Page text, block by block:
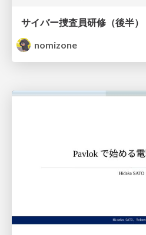
サイバー捜査員研修（後半）
nomizone